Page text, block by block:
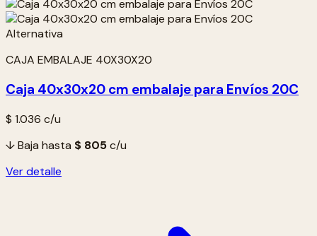
CAJA EMBALAJE 40X30X20
Caja 40x30x20 cm embalaje para Envíos 20C
$ 1.036 c/u
↓ Baja hasta $ 805c/u
Ver detalle